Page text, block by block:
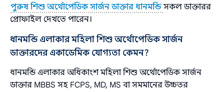
পুরুষ শিশু অর্থোপেডিক সার্জন ডাক্তার ধানমন্ডিসকল ডাক্তারর
প্রোফাইল দেখতে পারেন।
ধানমন্ডি এলাকার মহিলা শিশু অর্থোপেডিক সার্জন
ডাক্তারদের একাডেমিক যোগ্যতা কেমন?
ধানমন্ডি এলাকার অধিকাংশ মহিলা শিশু অর্থোপেডিক সার্জন
ডাক্তার MBBS সহ FCPS, MD, MS বা সমমানের উচ্চতর